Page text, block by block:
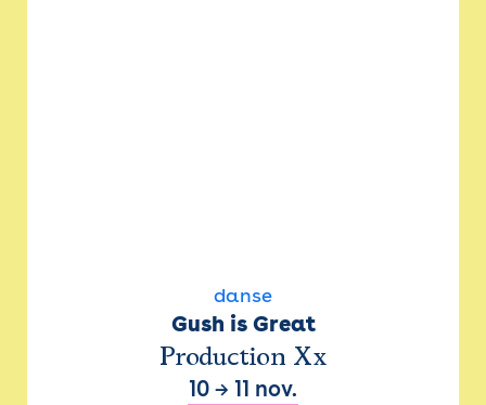
danse
Gush is Great
Production Xx
10 → 11 nov.